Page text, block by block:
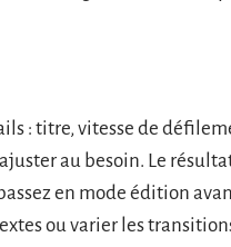
: titre, vitesse de
au besoin. Le
en mode édition
ou varier les